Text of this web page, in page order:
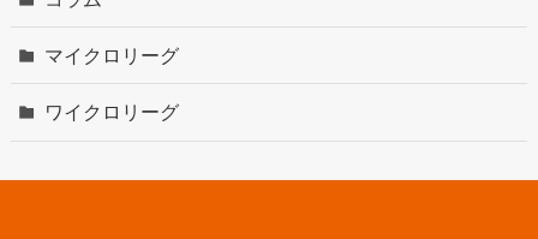
マイクロリーグ
ワイクロリーグ